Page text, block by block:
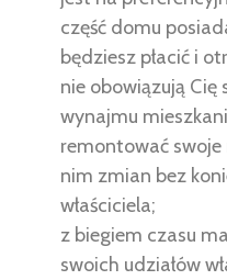
część domu
będziesz płacić i
nie obowiązują
wynajmu
remontować
nim zmian bez
właściciela;
z biegiem czasu
swoich udziałów